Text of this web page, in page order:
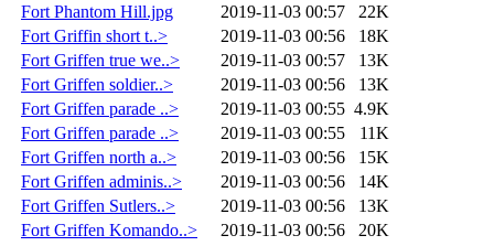
Fort Phantom Hill.jpg
2019-11-03 00:57
22K
Fort Griffin short t..>
2019-11-03 00:56
18K
Fort Griffen true we..>
2019-11-03 00:57
13K
Fort Griffen soldier..>
2019-11-03 00:56
13K
Fort Griffen parade ..>
2019-11-03 00:55 4.9K
Fort Griffen parade ..>
2019-11-03 00:55
11K
Fort Griffen north a..>
2019-11-03 00:56
15K
Fort Griffen adminis..>
2019-11-03 00:56
14K
Fort Griffen Sutlers..>
2019-11-03 00:56
13K
Fort Griffen Komando..>
2019-11-03 00:56
20K